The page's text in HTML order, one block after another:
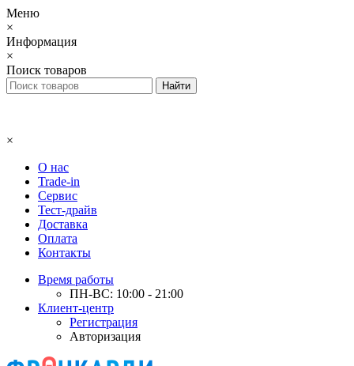
Меню
×
Информация
×
Поиск товаров
×
О нас
Trade-in
Сервис
Тест-драйв
Доставка
Оплата
Контакты
Время работы
ПН-ВС: 10:00 - 21:00
Клиент-центр
Регистрация
Авторизация